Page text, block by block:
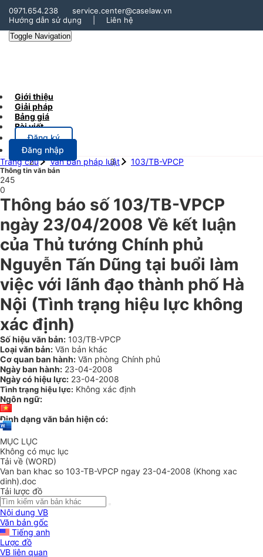
0971.654.238
service.center@caselaw.vn
Hướng dẫn sử dụng
Liên hệ
Toggle Navigation
Giới thiệu
Giải pháp
Bảng giá
Bài viết
Đăng ký
Đăng nhập
Trang chủ
Văn bản pháp luật 103/TB-VPCP
Thông tin văn bản
245
0
Thông báo số 103/TB-VPCP
ngày 23/04/2008 Về kết luận
của Thủ tướng Chính phủ
Nguyễn Tấn Dũng tại buổi làm
việc với lãnh đạo thành phố Hà
Nội (Tình trạng hiệu lực không
xác định)
Số hiệu văn bản: 103/TB-VPCP
Loại văn bản: Văn bản khác
Cơ quan ban hành: Văn phòng Chính phủ
Ngày ban hành: 23-04-2008
Ngày có hiệu lực: 23-04-2008
Tình trạng hiệu lực: Không xác định
Ngôn ngữ:
Định dạng văn bản hiện có:
MỤC LỤC
Không có mục lục
Tải về (WORD)
Van ban khac so 103-TB-VPCP ngay 23-04-2008 (Khong xac
dinh).doc
Tải lược đồ
Nội dung VB
Văn bản gốc
Tiếng anh
Lược đồ
VB liên quan